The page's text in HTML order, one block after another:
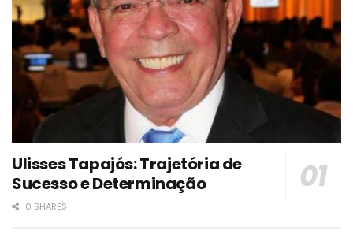
Ulisses Tapajós: Trajetória de
Sucesso e Determinação
0 SHARES